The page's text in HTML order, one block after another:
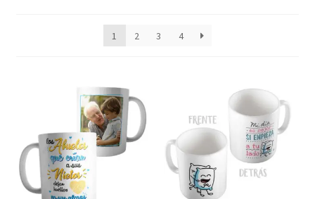
menú
hijo
Trailo Studios
1 2 3 4